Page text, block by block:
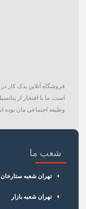
است. ما با افتخار از
وظیفه اجتماعی مان بوده
شعب ما
تهران شعبه ستارخان
تهران شعبه بازار